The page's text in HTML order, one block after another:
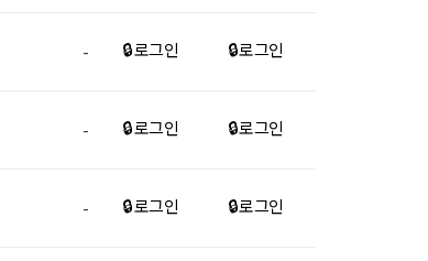
- 🔒 로그인 🔒 로그인
- 🔒 로그인 🔒 로그인
- 🔒 로그인 🔒 로그인